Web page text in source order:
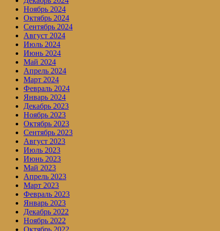
Ноябрь 2024
Октябрь 2024
Сентябрь 2024
Август 2024
Июль 2024
Июнь 2024
Май 2024
Апрель 2024
Март 2024
Февраль 2024
Январь 2024
Декабрь 2023
Ноябрь 2023
Октябрь 2023
Сентябрь 2023
Август 2023
Июль 2023
Июнь 2023
Май 2023
Апрель 2023
Март 2023
Февраль 2023
Январь 2023
Декабрь 2022
Ноябрь 2022
Октябрь 2022